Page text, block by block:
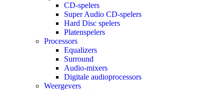
CD-spelers
Super Audio CD-spelers
Hard Disc spelers
Platenspelers
Processors
Equalizers
Surround
Audio-mixers
Digitale audioprocessors
Weergevers